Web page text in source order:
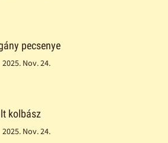
pecsenye
2025. Nov. 24.
kolbász
2025. Nov. 24.